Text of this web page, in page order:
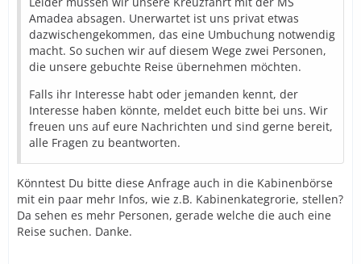
Amadea absagen. Unerwartet ist uns privat etwas
dazwischengekommen, das eine Umbuchung notwendig
macht. So suchen wir auf diesem Wege zwei Personen,
die unsere gebuchte Reise übernehmen möchten.
Falls ihr Interesse habt oder jemanden kennt, der
Interesse haben könnte, meldet euch bitte bei uns. Wir
freuen uns auf eure Nachrichten und sind gerne bereit,
alle Fragen zu beantworten.
Könntest Du bitte diese Anfrage auch in die Kabinenbörse
mit ein paar mehr Infos, wie z.B. Kabinenkategrorie, stellen?
Da sehen es mehr Personen, gerade welche die auch eine
Reise suchen. Danke.